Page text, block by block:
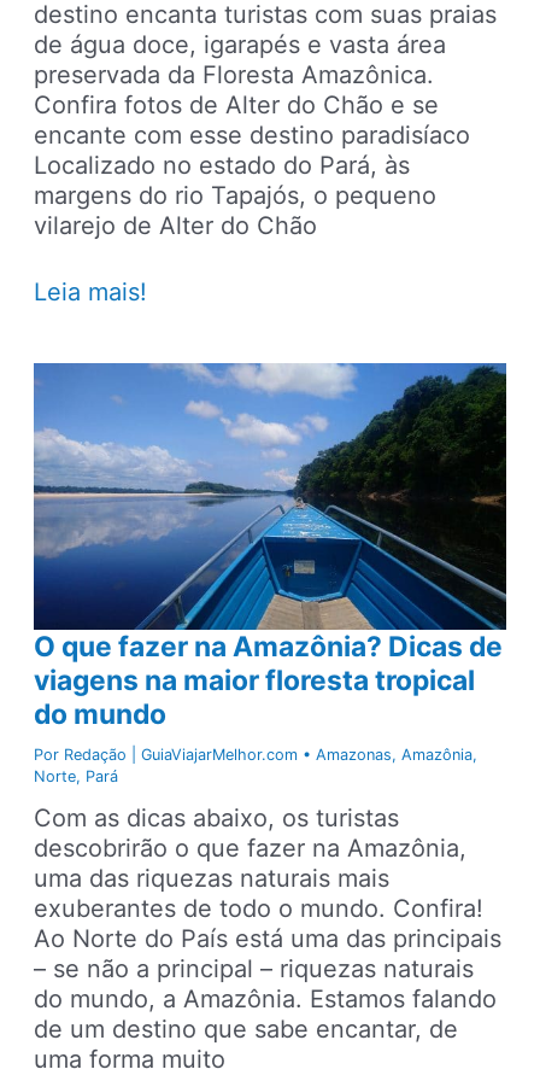
destino encanta turistas com suas praias
de água doce, igarapés e vasta área
preservada da Floresta Amazônica.
Confira fotos de Alter do Chão e se
encante com esse destino paradisíaco
Localizado no estado do Pará, às
margens do rio Tapajós, o pequeno
vilarejo de Alter do Chão
Alter
–
fotos
de
um
dos
melhores
destinos
da
Amazônia
Leia mais!
O que fazer na Amazônia? Dicas de
viagens na maior floresta tropical
do mundo
Por Redação | GuiaViajarMelhor.com •Amazonas,Amazônia,
Norte, Pará
Com as dicas abaixo, os turistas
descobrirão o que fazer na Amazônia,
uma das riquezas naturais mais
exuberantes de todo o mundo. Confira!
Ao Norte do País está uma das principais
– se não a principal – riquezas naturais
do mundo, a Amazônia. Estamos falando
de um destino que sabe encantar, de
uma forma muito